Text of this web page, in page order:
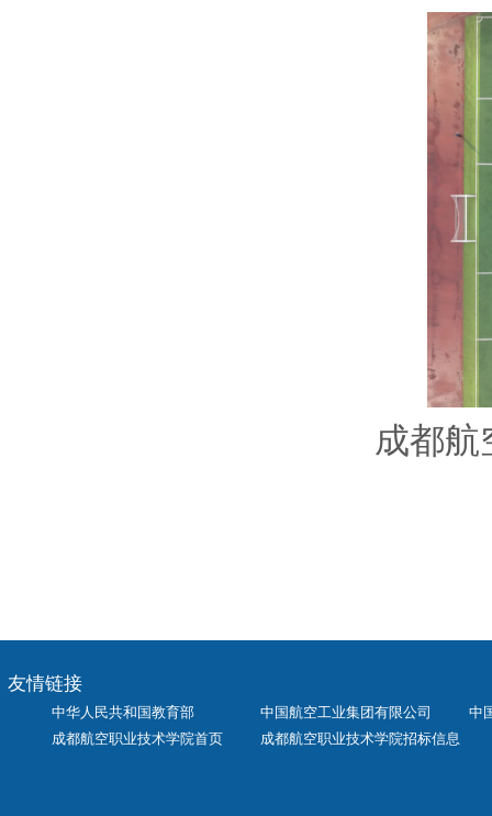
成都航
友情链接
中华人民共和国教育部 中国航空工业集团有限公司
中
成都航空职业技术学院首页
成都航空职业技术学院招标信息